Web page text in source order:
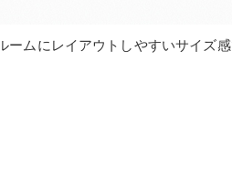
ムにレイアウトしやすいサイズ感